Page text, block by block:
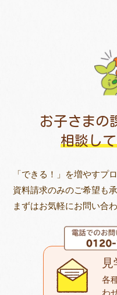
お子さまの
相談し
「できる！」を増やすプ
資料請求のみのご希望も
まずはお気軽にお問い合
各
わ